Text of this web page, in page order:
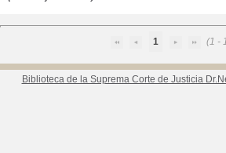
1 (1 -
Biblioteca de la Suprema Corte de Justicia